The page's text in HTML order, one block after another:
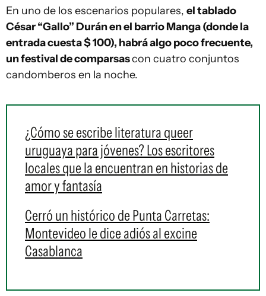
En uno de los escenarios populares, el tablado
César “Gallo” Durán en el barrio Manga (donde la
entrada cuesta $ 100), habrá algo poco frecuente,
un festival de comparsascon cuatro conjuntos
candomberos en la noche.
¿Cómo se escribe literatura queer
uruguaya para jóvenes? Los escritores
locales que la encuentran en historias de
amor y fantasía
Cerró un histórico de Punta Carretas:
Montevideo le dice adiós al excine
Casablanca